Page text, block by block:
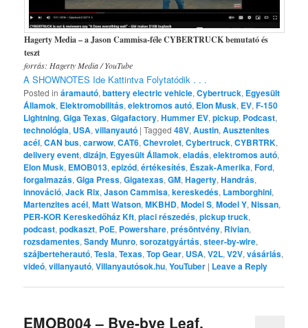
Hagerty Media – a Jason Cammisa-féle CYBERTRUCK bemutató és
teszt
forrás: Hagerty Media / YouTube
A SHOWNOTES Ide Kattintva Folytatódik . . .
Posted in áramautó,battery electric vehicle,Cybertruck, Egyesült
Államok, Elektromobilitás,elektromos autó, Elon Musk, EV,F-150
Lightning,Giga Texas,Gigafactory,Hummer EV,pickup, Podcast,
technológia, USA,villanyautó |Tagged 48V,Austin,Ausztenites
acél,CAN bus,carwow,CAT6,Chevrolet,Cybertruck,CYBRTRK,
delivery event,dizájn, Egyesült Államok,eladás,elektromos autó,
Elon Musk, EMOB013,epizód,értékesítés, Észak-Amerika,Ford,
forgalmazás,Giga Press,Gigatexas,GM,Hagerty,Handrás,
innováció,Jack Rix,Jason Cammisa,kereskedés, Lamborghini,
Martenzites acél,Matt Watson,MKBHD,Model S,Model Y,Nissan,
PER-KOR Kereskedőház Kft,piaci részedés,pickup truck,
podcast,podkaszt, PoE, Powershare,présöntvény, Rivian,
rozsdamentes,Sandy Munro,sorozatgyártás,steer-by-wire,
szájberteherautó,Tesla,Texas,Top Gear, USA,V2L,V2V,vásárlás,
videó,villanyautó,Villanyautósok.hu,YouTuber | Leave a Reply
EMOB004 – Bye-bye Leaf,